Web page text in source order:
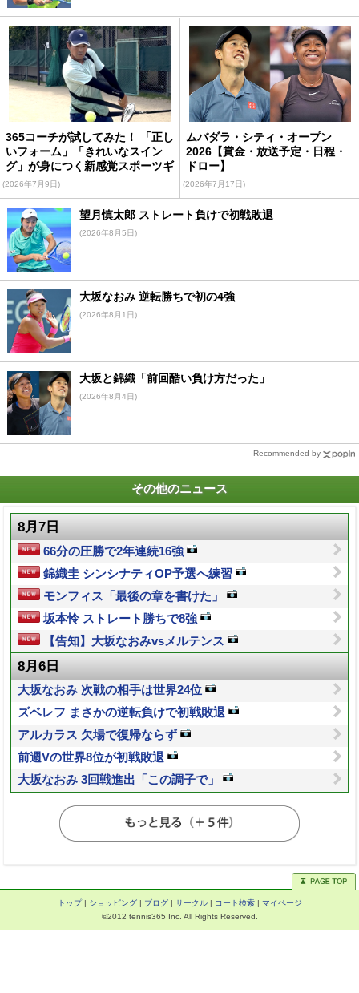
365コーチが試してみた！ 「正し
いフォーム」「きれいなスイン
グ」が身につく新感覚スポーツギ
ア
(2026年7月9日)
ムバダラ・シティ・オープン
2026【賞金・放送予定・日程・
ドロー】
(2026年7月17日)
望月慎太郎 ストレート負けで初戦敗退
(2026年8月5日)
大坂なおみ 逆転勝ちで初の4強
(2026年8月1日)
大坂と錦織「前回酷い負け方だった」
(2026年8月4日)
Recommended by
その他のニュース
8月7日
66分の圧勝で2年連続16強
錦織圭 シンシナティOP予選へ練習
モンフィス「最後の章を書けた」
坂本怜 ストレート勝ちで8強
【告知】大坂なおみvsメルテンス
8月6日
大坂なおみ 次戦の相手は世界24位
ズベレフ まさかの逆転負けで初戦敗退
アルカラス 欠場で復帰ならず
前週Vの世界8位が初戦敗退
大坂なおみ 3回戦進出「この調子で」
トップ| ショッピング| ブログ| サークル| コート検索| マイページ
©2012 tennis365 Inc. All Rights Reserved.